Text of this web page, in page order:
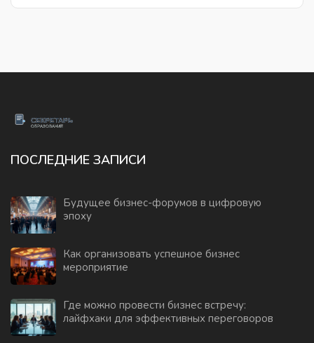
ПОСЛЕДНИЕ ЗАПИСИ
Будущее бизнес-форумов в цифровую
эпоху
Как организовать успешное бизнес
мероприятие
Где можно провести бизнес встречу:
лайфхаки для эффективных переговоров